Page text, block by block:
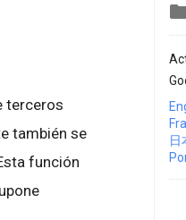
terceros
también se
función
日